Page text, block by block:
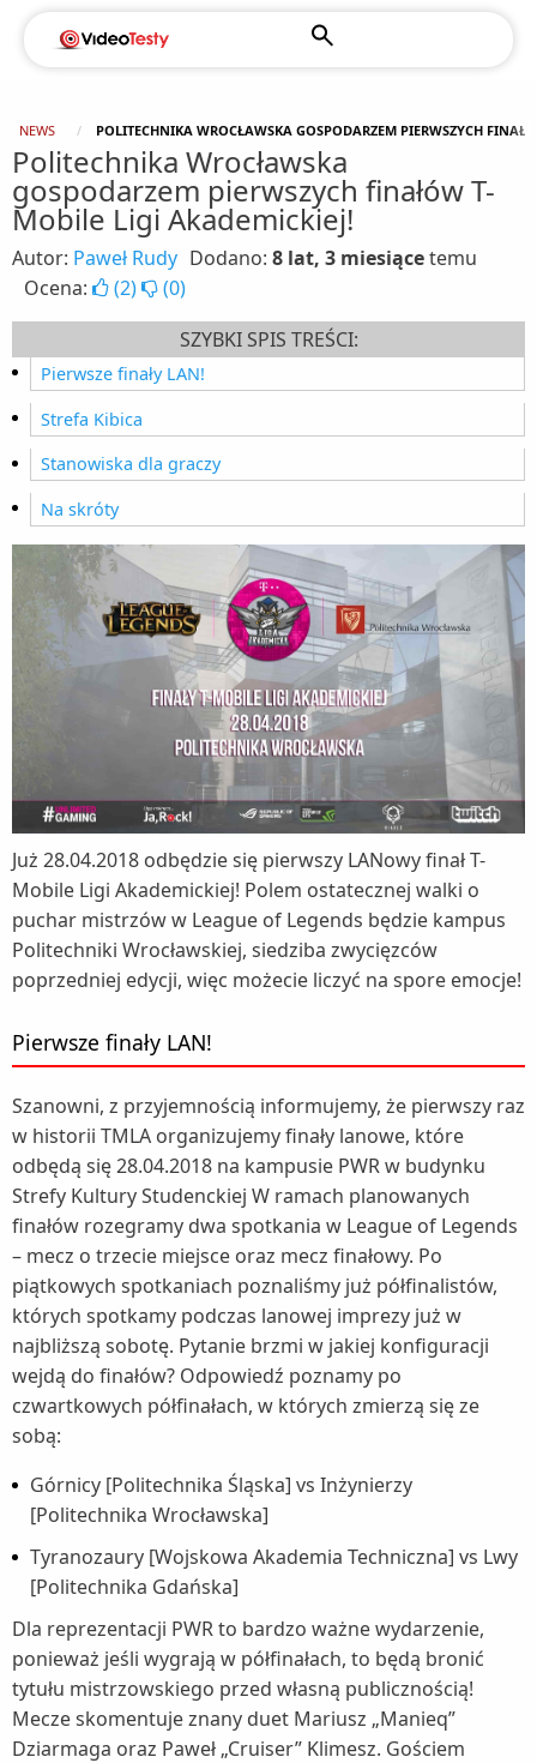
NEWS POLITECHNIKA WROCŁAWSKA GOSPODARZEM PIERWSZYCH
Politechnika Wrocławska
gospodarzem pierwszych finałów T-
Mobile Ligi Akademickiej!
Autor: Paweł Rudy Dodano: 8 lat, 3 miesiącetemu
Ocena:
(2) (0)
SZYBKI SPIS TREŚCI:
Pierwsze finały LAN!
Strefa Kibica
Stanowiska dla graczy
Na skróty
Już 28.04.2018 odbędzie się pierwszy LANowy finał T-
Mobile Ligi Akademickiej! Polem ostatecznej walki o
puchar mistrzów w League of Legends będzie kampus
Politechniki Wrocławskiej, siedziba zwycięzców
poprzedniej edycji, więc możecie liczyć na spore emocje!
Pierwsze finały LAN!
Szanowni, z przyjemnością informujemy, że pierwszy raz
w historii TMLA organizujemy finały lanowe, które
odbędą się 28.04.2018 na kampusie PWR w budynku
Strefy Kultury Studenckiej W ramach planowanych
finałów rozegramy dwa spotkania w League of Legends
– mecz o trzecie miejsce oraz mecz finałowy. Po
piątkowych spotkaniach poznaliśmy już półfinalistów,
których spotkamy podczas lanowej imprezy już w
najbliższą sobotę. Pytanie brzmi w jakiej konfiguracji
wejdą do finałów? Odpowiedź poznamy po
czwartkowych półfinałach, w których zmierzą się ze
sobą:
Górnicy [Politechnika Śląska] vs Inżynierzy
[Politechnika Wrocławska]
Tyranozaury [Wojskowa Akademia Techniczna] vs Lwy
[Politechnika Gdańska]
Dla reprezentacji PWR to bardzo ważne wydarzenie,
ponieważ jeśli wygrają w półfinałach, to będą bronić
tytułu mistrzowskiego przed własną publicznością!
Mecze skomentuje znany duet Mariusz „Manieq”
Dziarmaga oraz Paweł „Cruiser” Klimesz. Gościem